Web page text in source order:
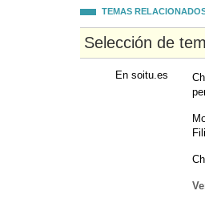
TEMAS
Selección de
En soitu.es